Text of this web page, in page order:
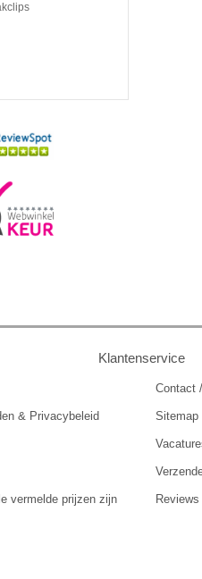
Klantenservice
& Privacybeleid
vermelde prijzen zijn
Contact
Sitemap
Reviews